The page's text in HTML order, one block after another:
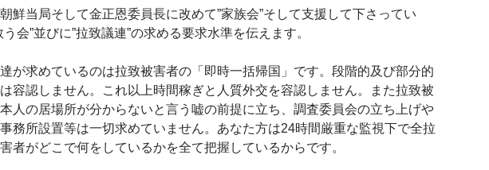
鮮当局そして金正恩委員長に改めて”家族会”そして支援して下さってい
う会”並びに”拉致議連”の求める要求水準を伝えます。
が求めているのは拉致被害者の「即時一括帰国」です。段階的及び部分的
容認しません。これ以上時間稼ぎと人質外交を容認しません。また拉致被
人の居場所が分からないと言う嘘の前提に立ち、調査委員会の立ち上げや
務所設置等は一切求めていません。あなた方は24時間厳重な監視下で全拉
者がどこで何をしているかを全て把握しているからです。